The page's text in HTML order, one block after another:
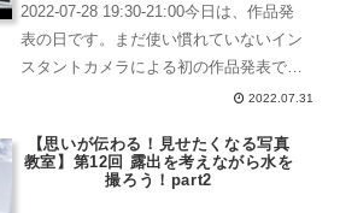
2022-07-28 19:30-21:00今日は、作品発
表の日です。まだ使い慣れていないイン
スタントカメラによる初の作品発表で
す。LOMO'INSTANT 作品発表 テーマ
2022.07.31
【思いが伝わる！見せたくなる写真
教室】第12回 露出を考えながら水を
撮ろう！part2